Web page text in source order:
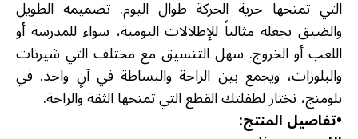
التي تمنحها حرية الحركة طوال اليوم. تصميمه الطويل
والضيق يجعله مثالياً للإطلالات اليومية، سواء للمدرسة أو
اللعب أو الخروج. سهل التنسيق مع مختلف التي شيرتات
والبلوزات، ويجمع بين الراحة والبساطة في آنٍ واحد. في
بلومنج، نختار لطفلتك القطع التي تمنحها الثقة والراحة.
•تفاصيل المنتج: